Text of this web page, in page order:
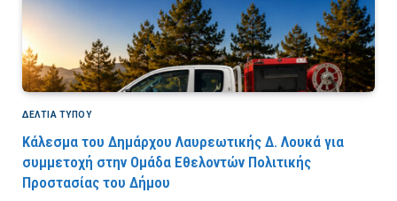
ΔΕΛΤΙΑ ΤΥΠΟΥ
Κάλεσμα του Δημάρχου Λαυρεωτικής Δ. Λουκά για
συμμετοχή στην Ομάδα Εθελοντών Πολιτικής
Προστασίας του Δήμου